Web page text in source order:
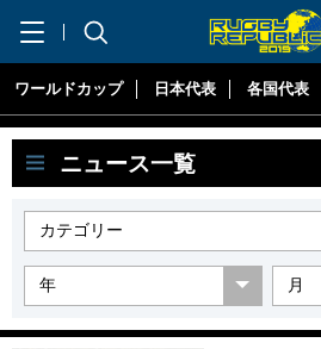
ワールドカップ 日本代表 各国代表
ニュース一覧